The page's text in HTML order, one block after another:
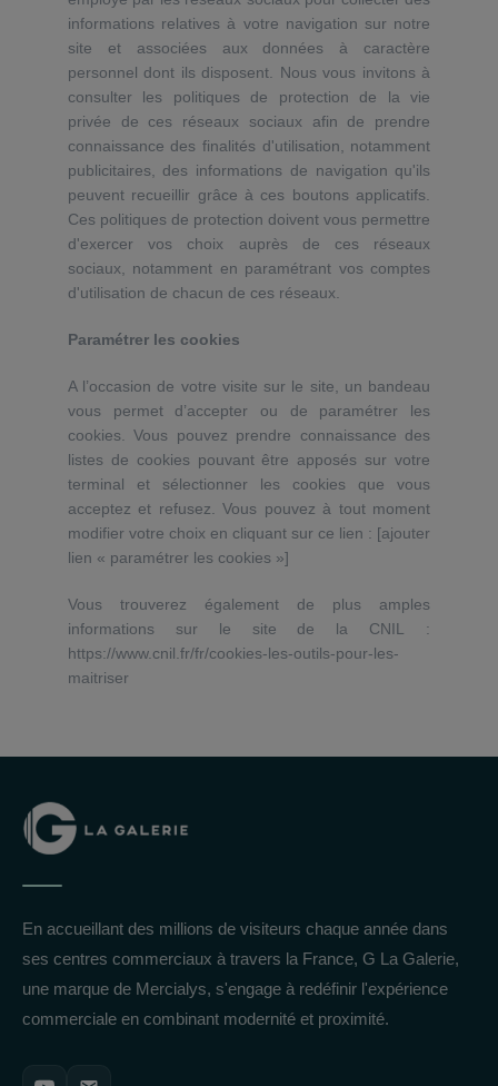
informations relatives à votre navigation sur notre
site et associées aux données à caractère
personnel dont ils disposent. Nous vous invitons à
consulter les politiques de protection de la vie
privée de ces réseaux sociaux afin de prendre
connaissance des finalités d'utilisation, notamment
publicitaires, des informations de navigation qu'ils
peuvent recueillir grâce à ces boutons applicatifs.
Ces politiques de protection doivent vous permettre
d'exercer vos choix auprès de ces réseaux
sociaux, notamment en paramétrant vos comptes
d'utilisation de chacun de ces réseaux.
Paramétrer les cookies
A l’occasion de votre visite sur le site, un bandeau
vous permet d’accepter ou de paramétrer les
cookies. Vous pouvez prendre connaissance des
listes de cookies pouvant être apposés sur votre
terminal et sélectionner les cookies que vous
acceptez et refusez. Vous pouvez à tout moment
modifier votre choix en cliquant sur ce lien : [ajouter
lien « paramétrer les cookies »]
Vous trouverez également de plus amples
informations sur le site de la CNIL :
https://www.cnil.fr/fr/cookies-les-outils-pour-les-
maitriser
En accueillant des millions de visiteurs chaque année dans
ses centres commerciaux à travers la France, G La Galerie,
une marque de Mercialys, s'engage à redéfinir l'expérience
commerciale en combinant modernité et proximité.